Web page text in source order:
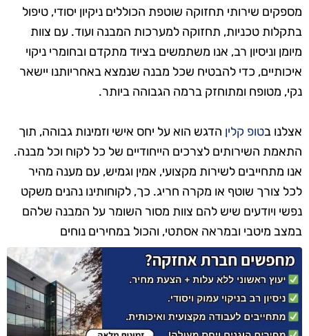
מספקים שירותי תחזוקה שוטפת הכוללים ניקיון יסודי, טיפול
בתקלות טכניות, תחזוקה למערכות המבנה ועוד. עם צוות
מיומן וניסיון רב, אנו משתמשים בציוד מתקדם ובחומרי ניקוי
איכותיים, כדי להבטיח שכל מבנה שנמצא באחריותנו יישאר
נקי, מטופח ומתוחזק ברמה הגבוהה ביותר.
אצלנו בטופ קלין הדגש הוא על יחס אישי וזמינות גבוהה, תוך
התאמת השירותים לצרכים הייחודיים של כל לקוח וכל מבנה.
אנו מתחייבים לשירות מקצועי, אמין וגמיש, עם מענה מהיר
לכל צורך שוטף או מקרה חריג. כך, לקוחותינו נהנים משקט
נפשי ויודעים שיש להם צוות מסור השומר על המבנה שלהם
במצב מיטבי ובמראה אסתטי, והכול במחירים נוחים
ותחרותיים.